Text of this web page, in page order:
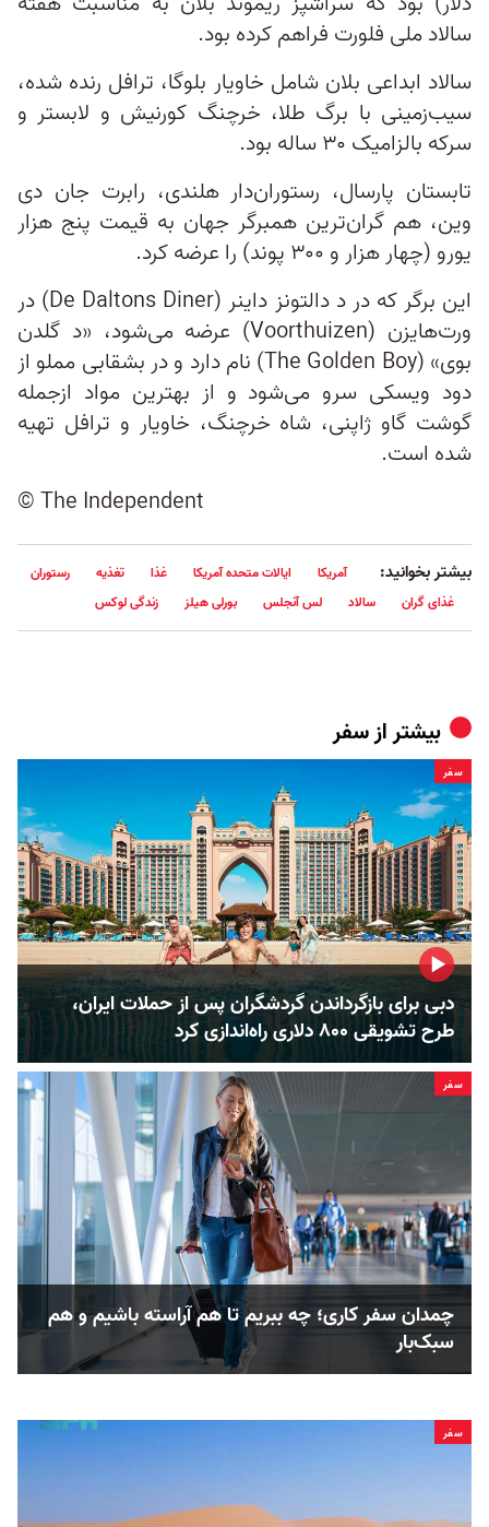
سالاد ملی فلورت فراهم کرده بود.
سالاد ابداعی بلان شامل خاویار بلوگا، ترافل رنده شده،
سیب‌زمینی با برگ طلا، خرچنگ کورنیش و لابستر و
سرکه بالزامیک ۳۰ ساله بود.
تابستان پارسال، رستوران‌دار هلندی، رابرت جان دی
وین، هم گران‌ترین همبرگر جهان به قیمت پنج هزار
یورو (چهار هزار و ۳۰۰ پوند) را عرضه کرد.
این برگر که در د دالتونز داینر (De Daltons Diner) در
ورت‌هایزن (Voorthuizen) عرضه می‌شود، «د گلدن
بوی» (The Golden Boy) نام دارد و در بشقابی مملو از
دود ویسکی سرو می‌شود و از بهترین مواد ازجمله
گوشت گاو ژاپنی، شاه خرچنگ، خاویار و ترافل تهیه
شده است.
© The Independent
بیشتر بخوانید: آمریکا ایالات متحده آمریکا غذا تغذیه
رستوران
غذای گران
سالاد لس آنجلس بورلی هیلز زندگی لوکس
بیشتر ازسفر
سفر
دبی برای بازگرداندن گردشگران پس از حملات ایران،
طرح تشویقی ۸۰۰ دلاری راه‌اندازی کرد
سفر
چمدان سفر کاری؛ چه ببریم تا هم آراسته باشیم و هم
سبک‌بار
سفر